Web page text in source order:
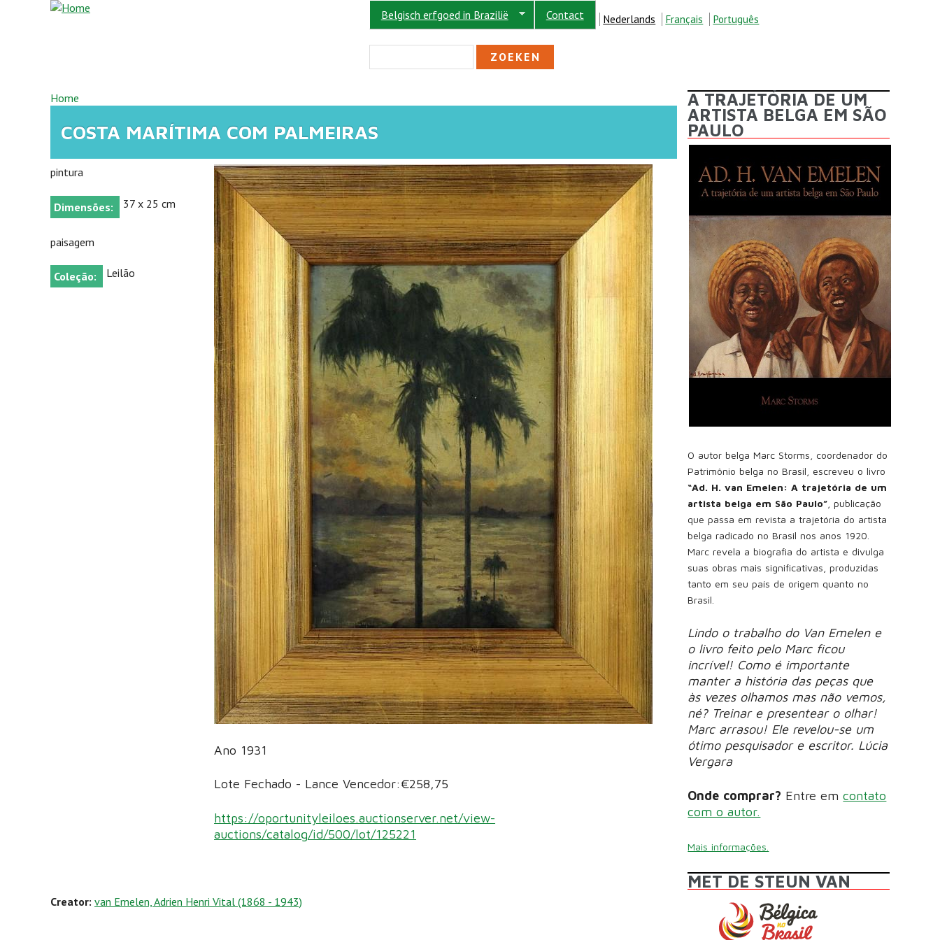
Overslaan en naar de inhoud gaan Belgisch erfgoed in Brazilië Contact Nederlands Français Português
ZOEKVELD
U BENT HIER
Home
COSTA MARÍTIMA COM PALMEIRAS
pintura
Dimensões: 37 x 25 cm
paisagem
Coleção: Leilão
Ano 1931
Lote Fechado - Lance Vencedor:€258,75
https://oportunityleiloes.auctionserver.net/view-
auctions/catalog/id/500/lot/125221
Creator: van Emelen, Adrien Henri Vital (1868 - 1943)
A TRAJETÓRIA DE UM
ARTISTA BELGA EM SÃO
PAULO
O autor belga Marc Storms, coordenador do
Patrimônio belga no Brasil, escreveu o livro
“Ad. H. van Emelen: A trajetória de um
artista belga em São Paulo” , publicação
que passa em revista a trajetória do artista
belga radicado no Brasil nos anos 1920.
Marc revela a biografia do artista e divulga
suas obras mais significativas, produzidas
tanto em seu país de origem quanto no
Brasil.
Lindo o trabalho do Van Emelen e
o livro feito pelo Marc ficou
incrível! Como é importante
manter a história das peças que
às vezes olhamos mas não vemos,
né? Treinar e presentear o olhar!
Marc arrasou! Ele revelou-se um
ótimo pesquisador e escritor. Lúcia
Vergara
Onde comprar? Entre emcontato
com o autor.
Mais informações.
MET DE STEUN VAN